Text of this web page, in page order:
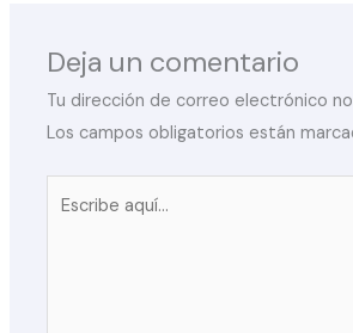
Deja un comentario
Tu dirección de correo electrónico
Los campos obligatorios están